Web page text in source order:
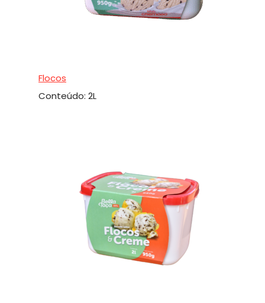
Flocos
Conteúdo: 2L